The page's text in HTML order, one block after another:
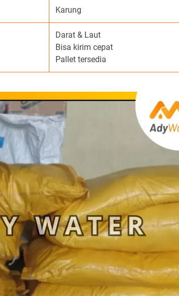
Karung
Darat & Laut
Bisa kirim cepat
Pallet tersedia